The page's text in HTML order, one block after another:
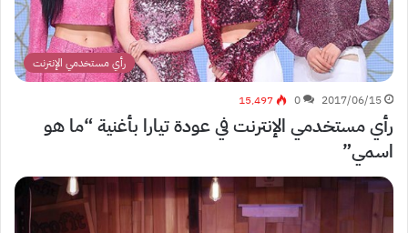
رأي مستخدمي الإنترنت
2017/06/15
0 15٬497
رأي مستخدمي الإنترنت في عودة تيارا بأغنية “ما هو
اسمي”